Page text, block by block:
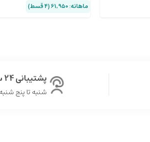
ماهانه: 61,950 (۴ قسط)
پشتیبانی 24 ساعته
شنبه تا پنج شنبه